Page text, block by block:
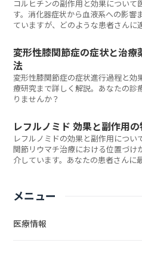
コルヒチンの副作用と効果について
す。消化器症状から血液系への影響
ていますが、どのような患者さんに
変形性膝関節症の症状と治
法
変形性膝関節症の症状進行過程と
療研究まで詳しく解説。あなたの診
りませんか？
レフルノミド 効果と副作用
レフルノミドの効果と副作用につい
関節リウマチ治療における位置づ
介しています。あなたの患者さんに
メニュー
医療情報